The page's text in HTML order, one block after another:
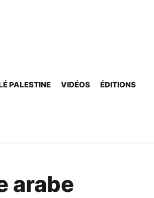
PALESTINE VIDÉOS ÉDITIONS
arabe